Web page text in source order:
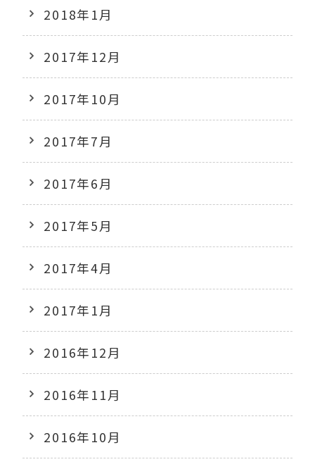
2018年1月
2017年12月
2017年10月
2017年7月
2017年6月
2017年5月
2017年4月
2017年1月
2016年12月
2016年11月
2016年10月